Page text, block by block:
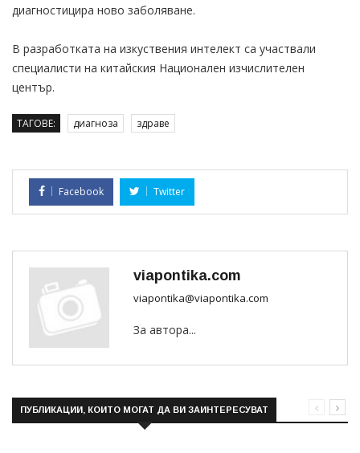
диагностицира ново заболяване.
В разработката на изкуствения интелект са участвали
специалисти на китайския Национален изчислителен
център.
ТАГОВЕ: диагноза здраве
Facebook Twitter
viapontika.com
viapontika@viapontika.com
За автора...
ПУБЛИКАЦИИ, КОИТО МОГАТ ДА ВИ ЗАИНТЕРЕСУВАТ